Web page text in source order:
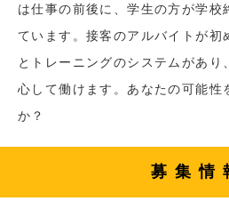
は仕事の前後に、学生の方が学校
ています。接客のアルバイトが初
とトレーニングのシステムがあり
心して働けます。あなたの可能性
か？
募集情